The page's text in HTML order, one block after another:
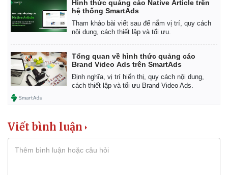
Thể thao
Bóng đá
Lịch thi đấu bóng đá
Hậu trường
Ô tô - Xe máy
Xe máy
Tư vấn
Hình thức quảng cáo Native Article trên
hệ thống SmartAds
Tham khảo bài viết sau để nắm vị trí, quy cách
nội dung, cách thiết lập và tối ưu.
Tổng quan về hình thức quảng cáo
Brand Video Ads trên SmartAds
Định nghĩa, vị trí hiển thị, quy cách nội dung,
cách thiết lập và tối ưu Brand Video Ads.
Viết bình luận